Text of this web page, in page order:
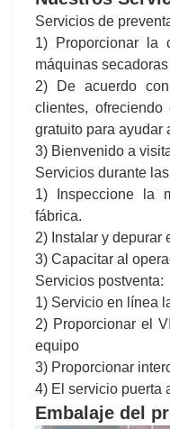
Servicios de
1) Proporcionar la
máquinas
2) De acuerdo
clientes,
gratuito para ayudar
3) Bienvenido a
Servicios durante
1) Inspeccione la
fábrica.
2) Instalar y depurar
3) Capacitar al
Servicios postventa:
1) Servicio en línea
2) Proporcionar el
equipo
3) Proporcionar
4) El servicio puerta
Embalaje del